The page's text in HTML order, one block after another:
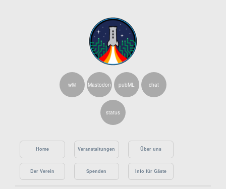
wiki Mastodon pubML chat
status
Main menu
Skip
content
Home Veranstaltungen Über uns
Der Verein Spenden Info für Gäste